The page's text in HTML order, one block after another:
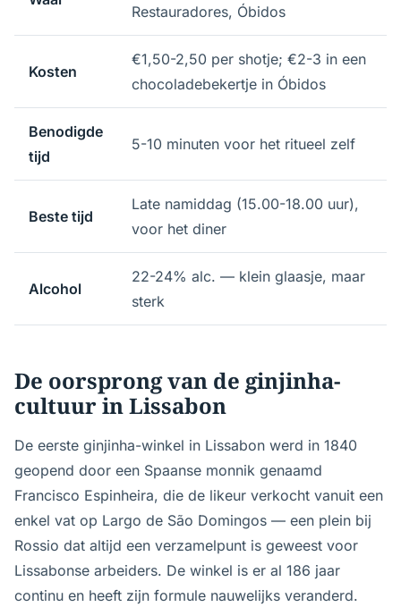
Restauradores, Óbidos
Kosten
€1,50-2,50 per shotje; €2-3 in een
chocoladebekertje in Óbidos
Benodigde
tijd
5-10 minuten voor het ritueel zelf
Beste tijd
Late namiddag (15.00-18.00 uur),
voor het diner
Alcohol
22-24% alc. — klein glaasje, maar
sterk
De oorsprong van de ginjinha-
cultuur in Lissabon
De eerste ginjinha-winkel in Lissabon werd in 1840
geopend door een Spaanse monnik genaamd
Francisco Espinheira, die de likeur verkocht vanuit een
enkel vat op Largo de São Domingos — een plein bij
Rossio dat altijd een verzamelpunt is geweest voor
Lissabonse arbeiders. De winkel is er al 186 jaar
continu en heeft zijn formule nauwelijks veranderd.